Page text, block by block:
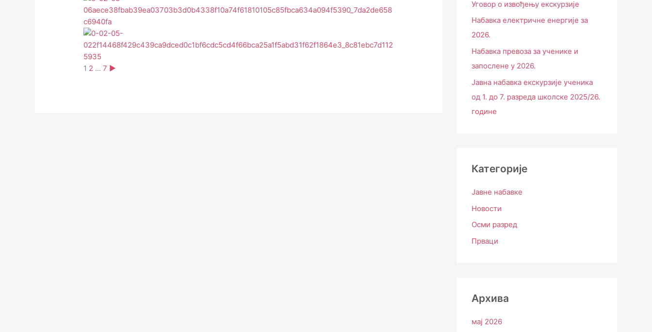
1 2 ... 7 ►
Уговор о извођењу екскурзије
Набавка електричне енергије за
2026.
Набавка превоза за ученике и
запослене у 2026.
Јавна набавка екскурзије ученика
од 1. до 7. разреда школске 2025/26.
године
Категорије
Јавне набавке
Новости
Осми разред
Прваци
Архива
мај 2026